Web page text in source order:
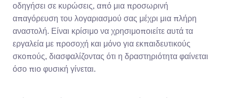
οδηγήσει σε κυρώσεις, από μια προσωρινή
απαγόρευση του λογαριασμού σας μέχρι μια πλήρη
αναστολή. Είναι κρίσιμο να χρησιμοποιείτε αυτά τα
εργαλεία με προσοχή και μόνο για εκπαιδευτικούς
σκοπούς, διασφαλίζοντας ότι η δραστηριότητα φαίνεται
όσο πιο φυσική γίνεται.